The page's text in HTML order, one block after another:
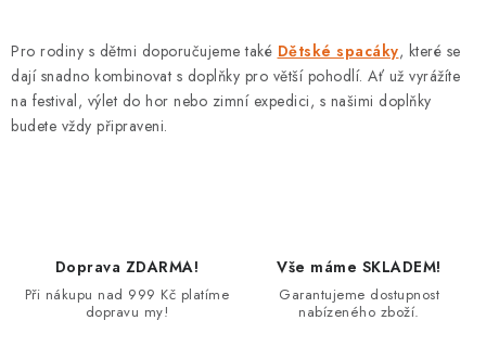
v
l
á
d
Pro rodiny s dětmi doporučujeme také Dětské spacáky, které se
dají snadno kombinovat s doplňky pro větší pohodlí. Ať už vyrážíte
na festival, výlet do hor nebo zimní expedici, s našimi doplňky
budete vždy připraveni.
Doprava ZDARMA!
Při nákupu nad 999 Kč platíme
dopravu my!
Vše máme SKLADEM!
Garantujeme dostupnost
nabízeného zboží.